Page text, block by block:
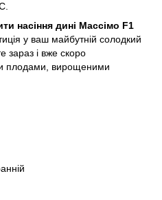
насіння дині Массімо F1
у ваш майбутній солодкий
зараз і вже скоро
плодами, вирощеними